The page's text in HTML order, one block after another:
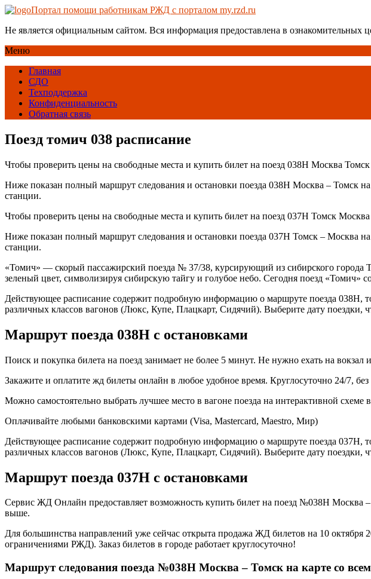
Портал помощи работникам РЖД с порталом my.rzd.ru
Не является официальным сайтом. Вся информация предоставлена в ознакомительных
Меню
Главная
СДО
Техподдержка
Конфиденциальность
Обратная связь
Поезд томич 038 расписание
Чтобы проверить цены на свободные места и купить билет на поезд 038Н Москва
Ниже показан полный маршрут следования и остановки поезда 038Н Москва – Томск
станции.
Чтобы проверить цены на свободные места и купить билет на поезд 037Н Томск
Ниже показан полный маршрут следования и остановки поезда 037Н Томск – Москва
станции.
«Томич» — скорый пассажирский поезда № 37/38, курсирующий из сибирского города
зеленый цвет, символизируя сибирскую тайгу и голубое небо. Сегодня поезд
Действующее расписание содержит подробную информацию о маршруте поезда 038Н,
различных классов вагонов (Люкс, Купе, Плацкарт, Сидячий). Выберите дату поездки,
Маршрут поезда 038Н с остановками
Поиск и покупка билета на поезд занимает не более 5 минут. Не нужно ехать на вокзал
Закажите и оплатите жд билеты онлайн в любое удобное время. Круглосуточно 24/7,
Можно самостоятельно выбрать лучшее место в вагоне поезда на интерактивной схеме
Оплачивайте любыми банковскими картами (Visa, Mastercard, Maestro, Мир)
Действующее расписание содержит подробную информацию о маршруте поезда 037H,
различных классов вагонов (Люкс, Купе, Плацкарт, Сидячий). Выберите дату поездки,
Маршрут поезда 037H с остановками
Сервис ЖД Онлайн предоставляет возможность купить билет на поезд №038Н Москва
выше.
Для большинства направлений уже сейчас открыта продажа ЖД билетов на 10
ограничениями РЖД). Заказ билетов в городе работает круглосуточно!
Маршрут следования поезда №038Н Москва – Томск на карте со